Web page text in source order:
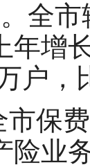
全
年增
户，
市保
险业